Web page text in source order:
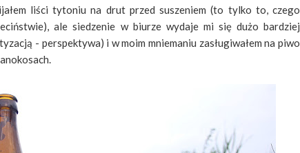
liści tytoniu na drut przed suszeniem (to tylko to, czego
ale siedzenie w biurze wydaje mi się dużo bardziej
- perspektywa) i w moim mniemaniu zasługiwałem na piwo